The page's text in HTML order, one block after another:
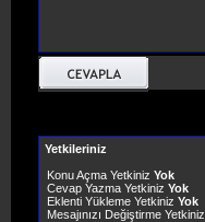
Yetkileriniz
Konu Açma Yetkiniz Yok
Cevap Yazma Yetkiniz Yok
Eklenti Yükleme Yetkiniz Yok
Mesajınızı Değiştirme Yetkiniz